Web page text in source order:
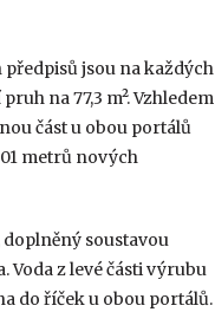
jsou na každých
na 77,3 m². Vzhledem
část u obou portálů
metrů nových
soustavou
Voda z levé části výrubu
do říček u obou portálů.